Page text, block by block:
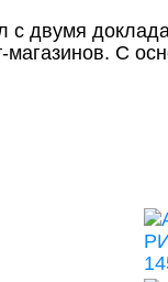
с двумя
магазинов. С